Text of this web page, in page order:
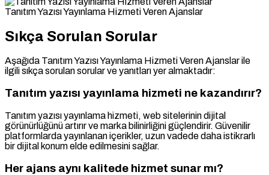
Tanıtım Yazısı Yayınlama Hizmeti Veren Ajanslar
Sıkça Sorulan Sorular
Aşağıda Tanıtım Yazısı Yayınlama Hizmeti Veren Ajanslar ile
ilgili sıkça sorulan sorular ve yanıtları yer almaktadır:
Tanıtım yazısı yayınlama hizmeti ne kazandırır?
Tanıtım yazısı yayınlama hizmeti, web sitelerinin dijital
görünürlüğünü artırır ve marka bilinirliğini güçlendirir. Güvenilir
platformlarda yayınlanan içerikler, uzun vadede daha istikrarlı
bir dijital konum elde edilmesini sağlar.
Her ajans aynı kalitede hizmet sunar mı?